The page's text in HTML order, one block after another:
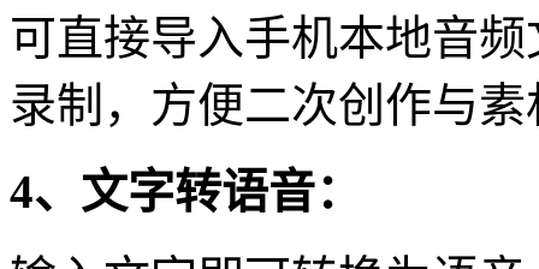
可直接导入手机本地音
录制，方便二次创作与
4、文字转语音：